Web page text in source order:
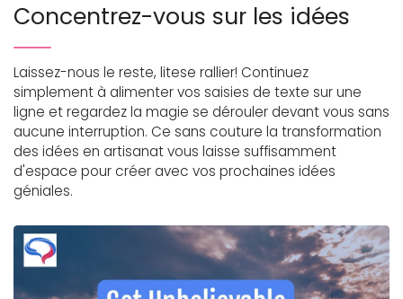
Concentrez-vous sur les idées
Laissez-nous le reste, litese rallier! Continuez
simplement à alimenter vos saisies de texte sur une
ligne et regardez la magie se dérouler devant vous sans
aucune interruption. Ce sans couture la transformation
des idées en artisanat vous laisse suffisamment
d'espace pour créer avec vos prochaines idées
géniales.